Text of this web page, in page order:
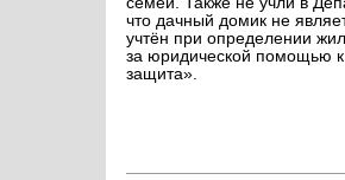
что дачный домик не
учтён при определении
за юридической помощью к
защита».